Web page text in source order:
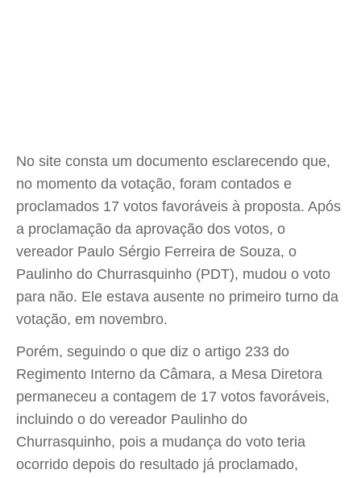
No site consta um documento esclarecendo que,
no momento da votação, foram contados e
proclamados 17 votos favoráveis à proposta. Após
a proclamação da aprovação dos votos, o
vereador Paulo Sérgio Ferreira de Souza, o
Paulinho do Churrasquinho (PDT), mudou o voto
para não. Ele estava ausente no primeiro turno da
votação, em novembro.
Porém, seguindo o que diz o artigo 233 do
Regimento Interno da Câmara, a Mesa Diretora
permaneceu a contagem de 17 votos favoráveis,
incluindo o do vereador Paulinho do
Churrasquinho, pois a mudança do voto teria
ocorrido depois do resultado já proclamado,